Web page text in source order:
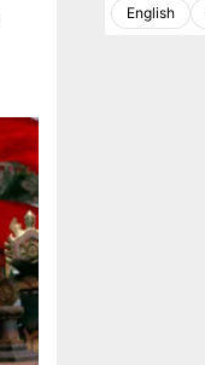
English